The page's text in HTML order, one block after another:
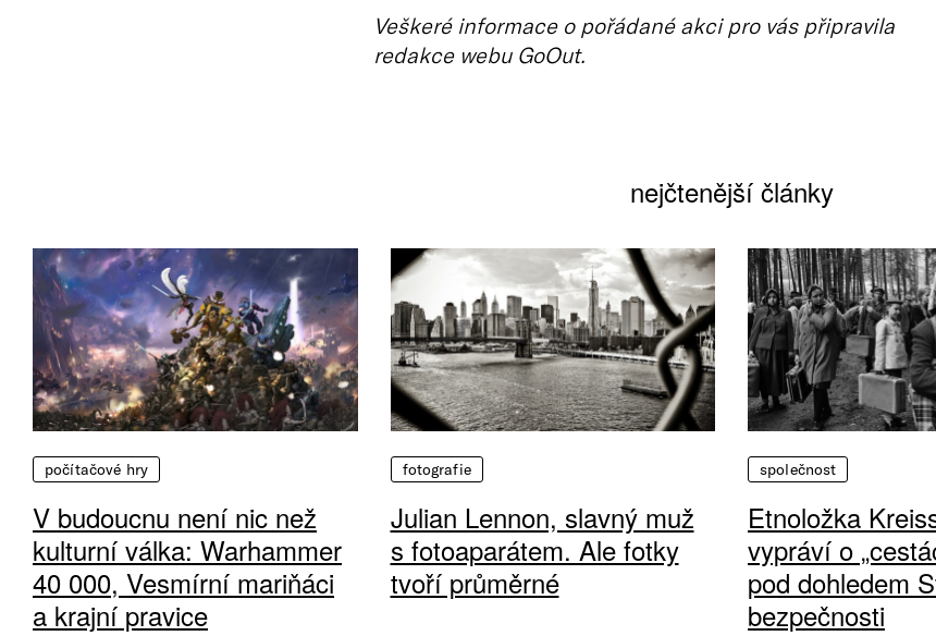
Veškeré informace o pořádané akci pro vás připravila
redakce webu GoOut.
nejčtenější články
počítačové hry
V budoucnu není nic než
kulturní válka: Warhammer
40 000, Vesmírní mariňáci
a krajní pravice
fotografie
Julian Lennon, slavný muž
s fotoaparátem. Ale fotky
tvoří průměrné
společnost
Etnoložka
vypráví o
pod dohledem
bezpečnosti